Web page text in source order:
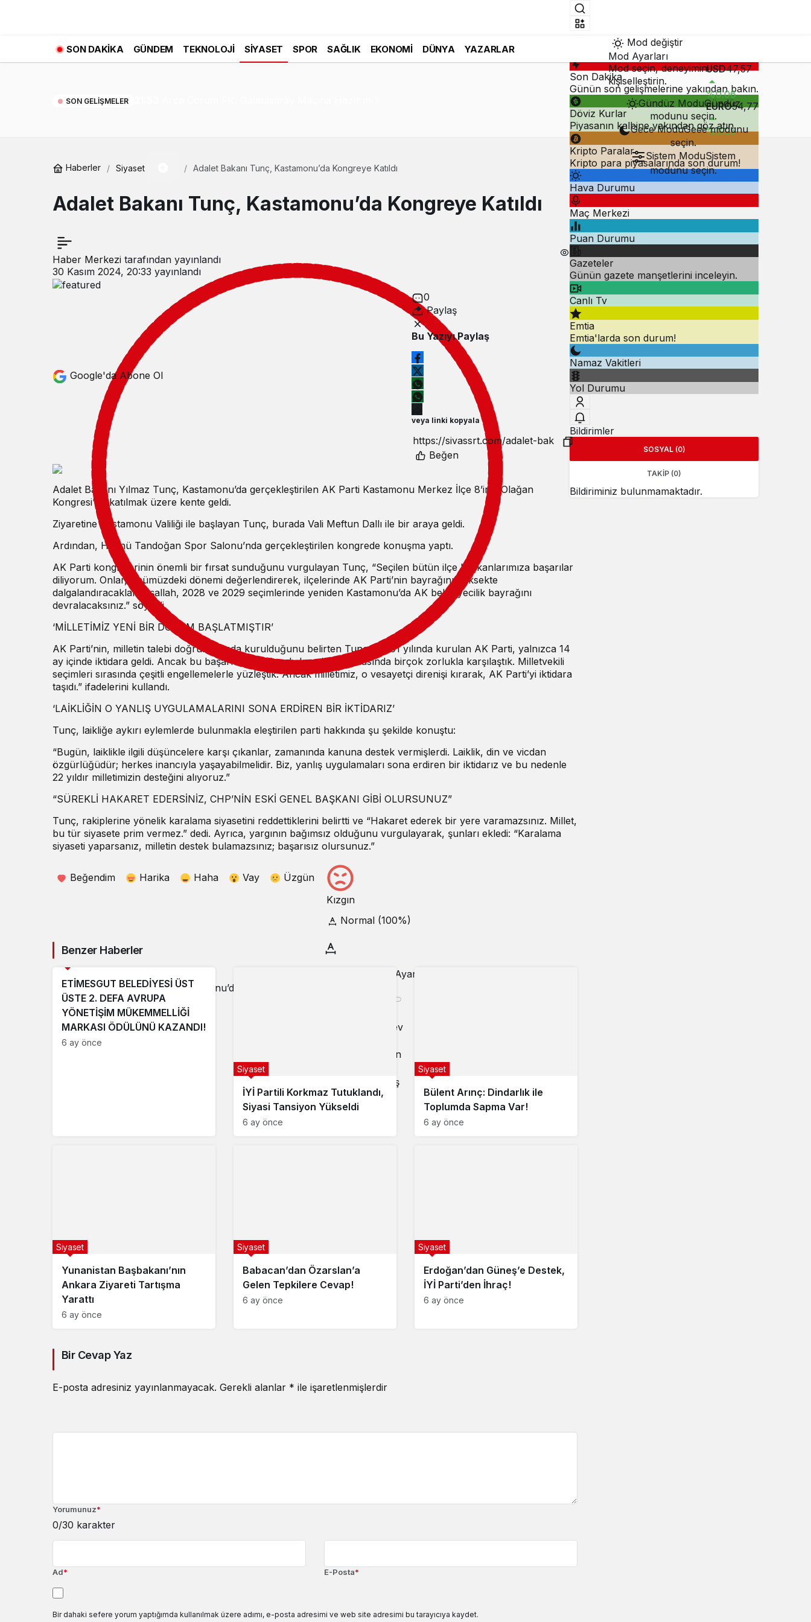
Hızlı Erişim
Son Dakika
Günün son gelişmelerine yakından bakın.
Döviz Kurlar
Piyasanın kalbine yakından göz atın.
Kripto Paralar
Kripto para piyasalarında son durum!
Hava Durumu
Maç Merkezi
Puan Durumu
Gazeteler
Günün gazete manşetlerini inceleyin.
Canlı Tv
Emtia
Emtia'larda son durum!
Namaz Vakitleri
Yol Durumu
Bildirimler
SOSYAL (0)
TAKIP (0)
Bildiriminiz bulunmamaktadır.
SON DAKIKA GÜNDEM TEKNOLOJI SIYASET SPOR SAĞLIK EKONOMI DÜNYA YAZARLAR
Mod değiştir
Mod Ayarları
Mod seçin, deneyimini
kişiselleştirin.
Gündüz ModuGündüz
modunu seçin.
Gece ModuGece modunu
seçin.
Sistem ModuSistem
modunu seçin.
SON GELIŞMELER
USD47,57
%0.06
EURO54,77
%0.05
Haberler Siyaset Adalet Bakanı Tunç, Kastamonu’da Kongreye Katıldı
Adalet Bakanı Tunç, Kastamonu’da Kongreye Katıldı
Haber Merkezi tarafından yayınlandı
30 Kasım 2024, 20:33 yayınlandı
Google'da Abone Ol
0
Paylaş
Bu Yazıyı Paylaş
veya linki kopyala
Beğen
Adalet Bakanı Yılmaz Tunç, Kastamonu’da gerçekleştirilen AK Parti Kastamonu Merkez İlçe 8’inci Olağan
Kongresi’ne katılmak üzere kente geldi.
Ziyaretine Kastamonu Valiliği ile başlayan Tunç, burada Vali Meftun Dallı ile bir araya geldi.
Ardından, Hüsnü Tandoğan Spor Salonu’nda gerçekleştirilen kongrede konuşma yaptı.
AK Parti kongrelerinin önemli bir fırsat sunduğunu vurgulayan Tunç, “Seçilen bütün ilçe başkanlarımıza başarılar
diliyorum. Onlar, önümüzdeki dönemi değerlendirerek, ilçelerinde AK Parti’nin bayrağını yüksekte
dalgalandıracaklar. İnşallah, 2028 ve 2029 seçimlerinde yeniden Kastamonu’da AK belediyecilik bayrağını
devralacaksınız.” söyledi.
‘MİLLETİMİZ YENİ BİR DÖNEM BAŞLATMIŞTIR’
AK Parti’nin, milletin talebi doğrultusunda kurulduğunu belirten Tunç, “2001 yılında kurulan AK Parti, yalnızca 14
ay içinde iktidara geldi. Ancak bu başarı kolay olmadı; kuruluş aşamasında birçok zorlukla karşılaştık. Milletvekili
seçimleri sırasında çeşitli engellemelerle yüzleştik. Ancak milletimiz, o vesayetçi direnişi kırarak, AK Parti’yi iktidara
taşıdı.” ifadelerini kullandı.
‘LAİKLİĞİN O YANLIŞ UYGULAMALARINI SONA ERDİREN BİR İKTİDARIZ’
Tunç, laikliğe aykırı eylemlerde bulunmakla eleştirilen parti hakkında şu şekilde konuştu:
“Bugün, laiklikle ilgili düşüncelere karşı çıkanlar, zamanında kanuna destek vermişlerdi. Laiklik, din ve vicdan
özgürlüğüdür; herkes inancıyla yaşayabilmelidir. Biz, yanlış uygulamaları sona erdiren bir iktidarız ve bu nedenle
22 yıldır milletimizin desteğini alıyoruz.”
“SÜREKLİ HAKARET EDERSİNİZ, CHP’NİN ESKİ GENEL BAŞKANI GİBİ OLURSUNUZ”
Tunç, rakiplerine yönelik karalama siyasetini reddettiklerini belirtti ve “Hakaret ederek bir yere varamazsınız. Millet,
bu tür siyasete prim vermez.” dedi. Ayrıca, yargının bağımsız olduğunu vurgulayarak, şunları ekledi: “Karalama
siyaseti yaparsanız, milletin destek bulamazsınız; başarısız olursunuz.”
Beğendim Harika Haha Vay
Üzgün
Kızgın
Adalet Bakanı Tunç, Kastamonu’da Kongreye
Katıldı
Normal (100%)
Yazı Boyutunu Ayarla
Dev
Varsayılana dön
Paylaş
Benzer Haberler
ETİMESGUT BELEDİYESİ ÜST
ÜSTE 2. DEFA AVRUPA
YÖNETİŞİM MÜKEMMELLİĞİ
MARKASI ÖDÜLÜNÜ KAZANDI!
6 ay önce
İYİ Partili Korkmaz Tutuklandı,
Siyasi Tansiyon Yükseldi
Siyaset
6 ay önce
Bülent Arınç: Dindarlık ile
Toplumda Sapma Var!
Siyaset
6 ay önce
Yunanistan Başbakanı’nın
Ankara Ziyareti Tartışma
Yarattı
Siyaset
6 ay önce
Babacan’dan Özarslan’a
Gelen Tepkilere Cevap!
Siyaset
6 ay önce
Erdoğan’dan Güneş’e Destek,
İYİ Parti’den İhraç!
Siyaset
6 ay önce
Bir Cevap Yaz
E-posta adresiniz yayınlanmayacak. Gerekli alanlar * ile işaretlenmişlerdir
Yorumunuz*
0/30 karakter
Ad* E-Posta*
Bir dahaki sefere yorum yaptığımda kullanılmak üzere adımı, e-posta adresimi ve web site adresimi bu tarayıcıya kaydet.